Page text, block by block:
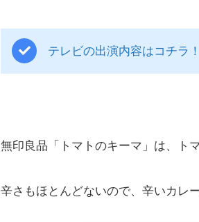
テレビの出演内容はコチラ！
無印良品「トマトのキーマ」は、ト
辛さもほとんどないので、辛いカレ